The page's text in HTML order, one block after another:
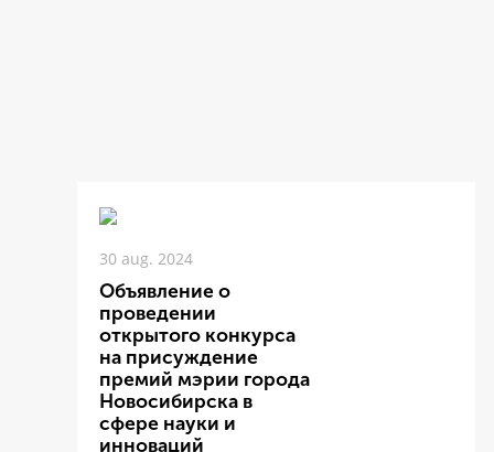
30 aug. 2024
Объявление о
проведении
открытого конкурса
на присуждение
премий мэрии города
Новосибирска в
сфере науки и
инноваций